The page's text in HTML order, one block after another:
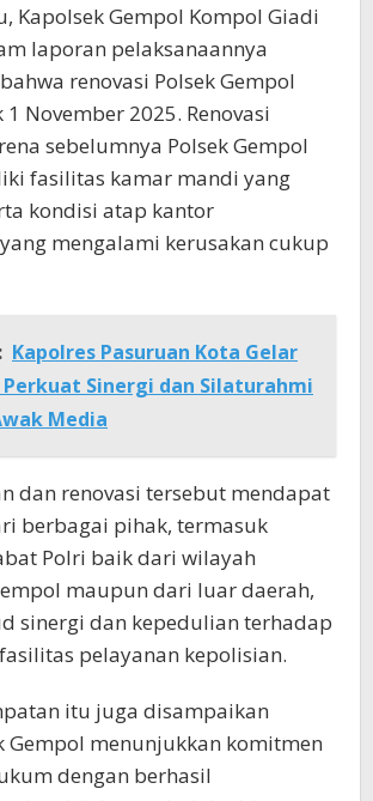
Kapolsek Gempol Kompol Giadi
laporan pelaksanaannya
renovasi Polsek Gempol
November 2025. Renovasi
sebelumnya Polsek Gempol
fasilitas kamar mandi yang
kondisi atap kantor
mengalami kerusakan cukup
Kapolres Pasuruan Kota Gelar
Perkuat Sinergi dan Silaturahmi
Media
dan renovasi tersebut mendapat
berbagai pihak, termasuk
Polri baik dari wilayah
maupun dari luar daerah,
sinergi dan kepedulian terhadap
pelayanan kepolisian.
itu juga disampaikan
Gempol menunjukkan komitmen
dengan berhasil